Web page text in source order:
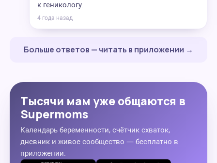
к геникологу.
4 года назад
Больше ответов — читать в приложении →
Тысячи мам уже общаются в
Supermoms
Календарь беременности, счётчик схваток,
дневник и живое сообщество — бесплатно в
приложении.